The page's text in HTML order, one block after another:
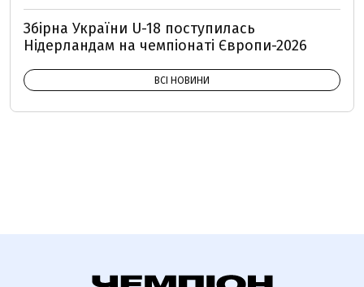
Збірна України U-18 поступилась
Нідерландам на чемпіонаті Європи-2026
ВСІ НОВИНИ